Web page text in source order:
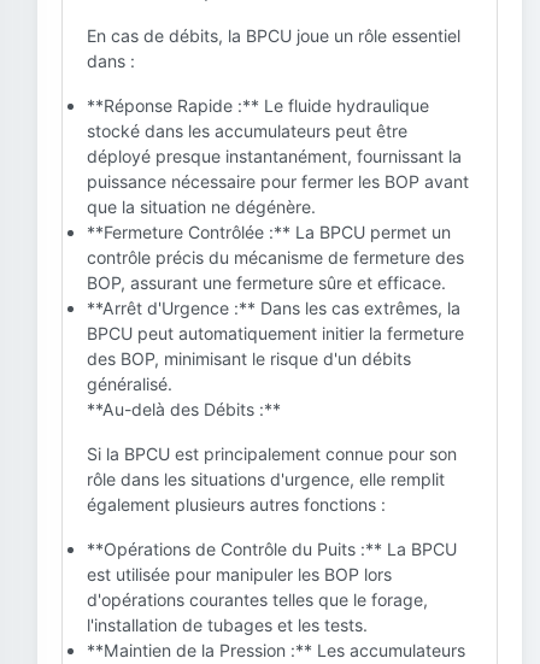
En cas de débits, la BPCU joue un rôle essentiel
dans :
**Réponse Rapide :** Le fluide hydraulique
stocké dans les accumulateurs peut être
déployé presque instantanément, fournissant la
puissance nécessaire pour fermer les BOP avant
que la situation ne dégénère.
**Fermeture Contrôlée :** La BPCU permet un
contrôle précis du mécanisme de fermeture des
BOP, assurant une fermeture sûre et efficace.
**Arrêt d'Urgence :** Dans les cas extrêmes, la
BPCU peut automatiquement initier la fermeture
des BOP, minimisant le risque d'un débits
généralisé.
**Au-delà des Débits :**
Si la BPCU est principalement connue pour son
rôle dans les situations d'urgence, elle remplit
également plusieurs autres fonctions :
**Opérations de Contrôle du Puits :** La BPCU
est utilisée pour manipuler les BOP lors
d'opérations courantes telles que le forage,
l'installation de tubages et les tests.
**Maintien de la Pression :** Les accumulateurs